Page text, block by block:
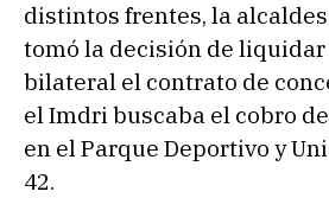
distintos frentes, la
tomó la decisión de
bilateral el contrato de
el Imdri buscaba el cobro
en el Parque Deportivo y
42.